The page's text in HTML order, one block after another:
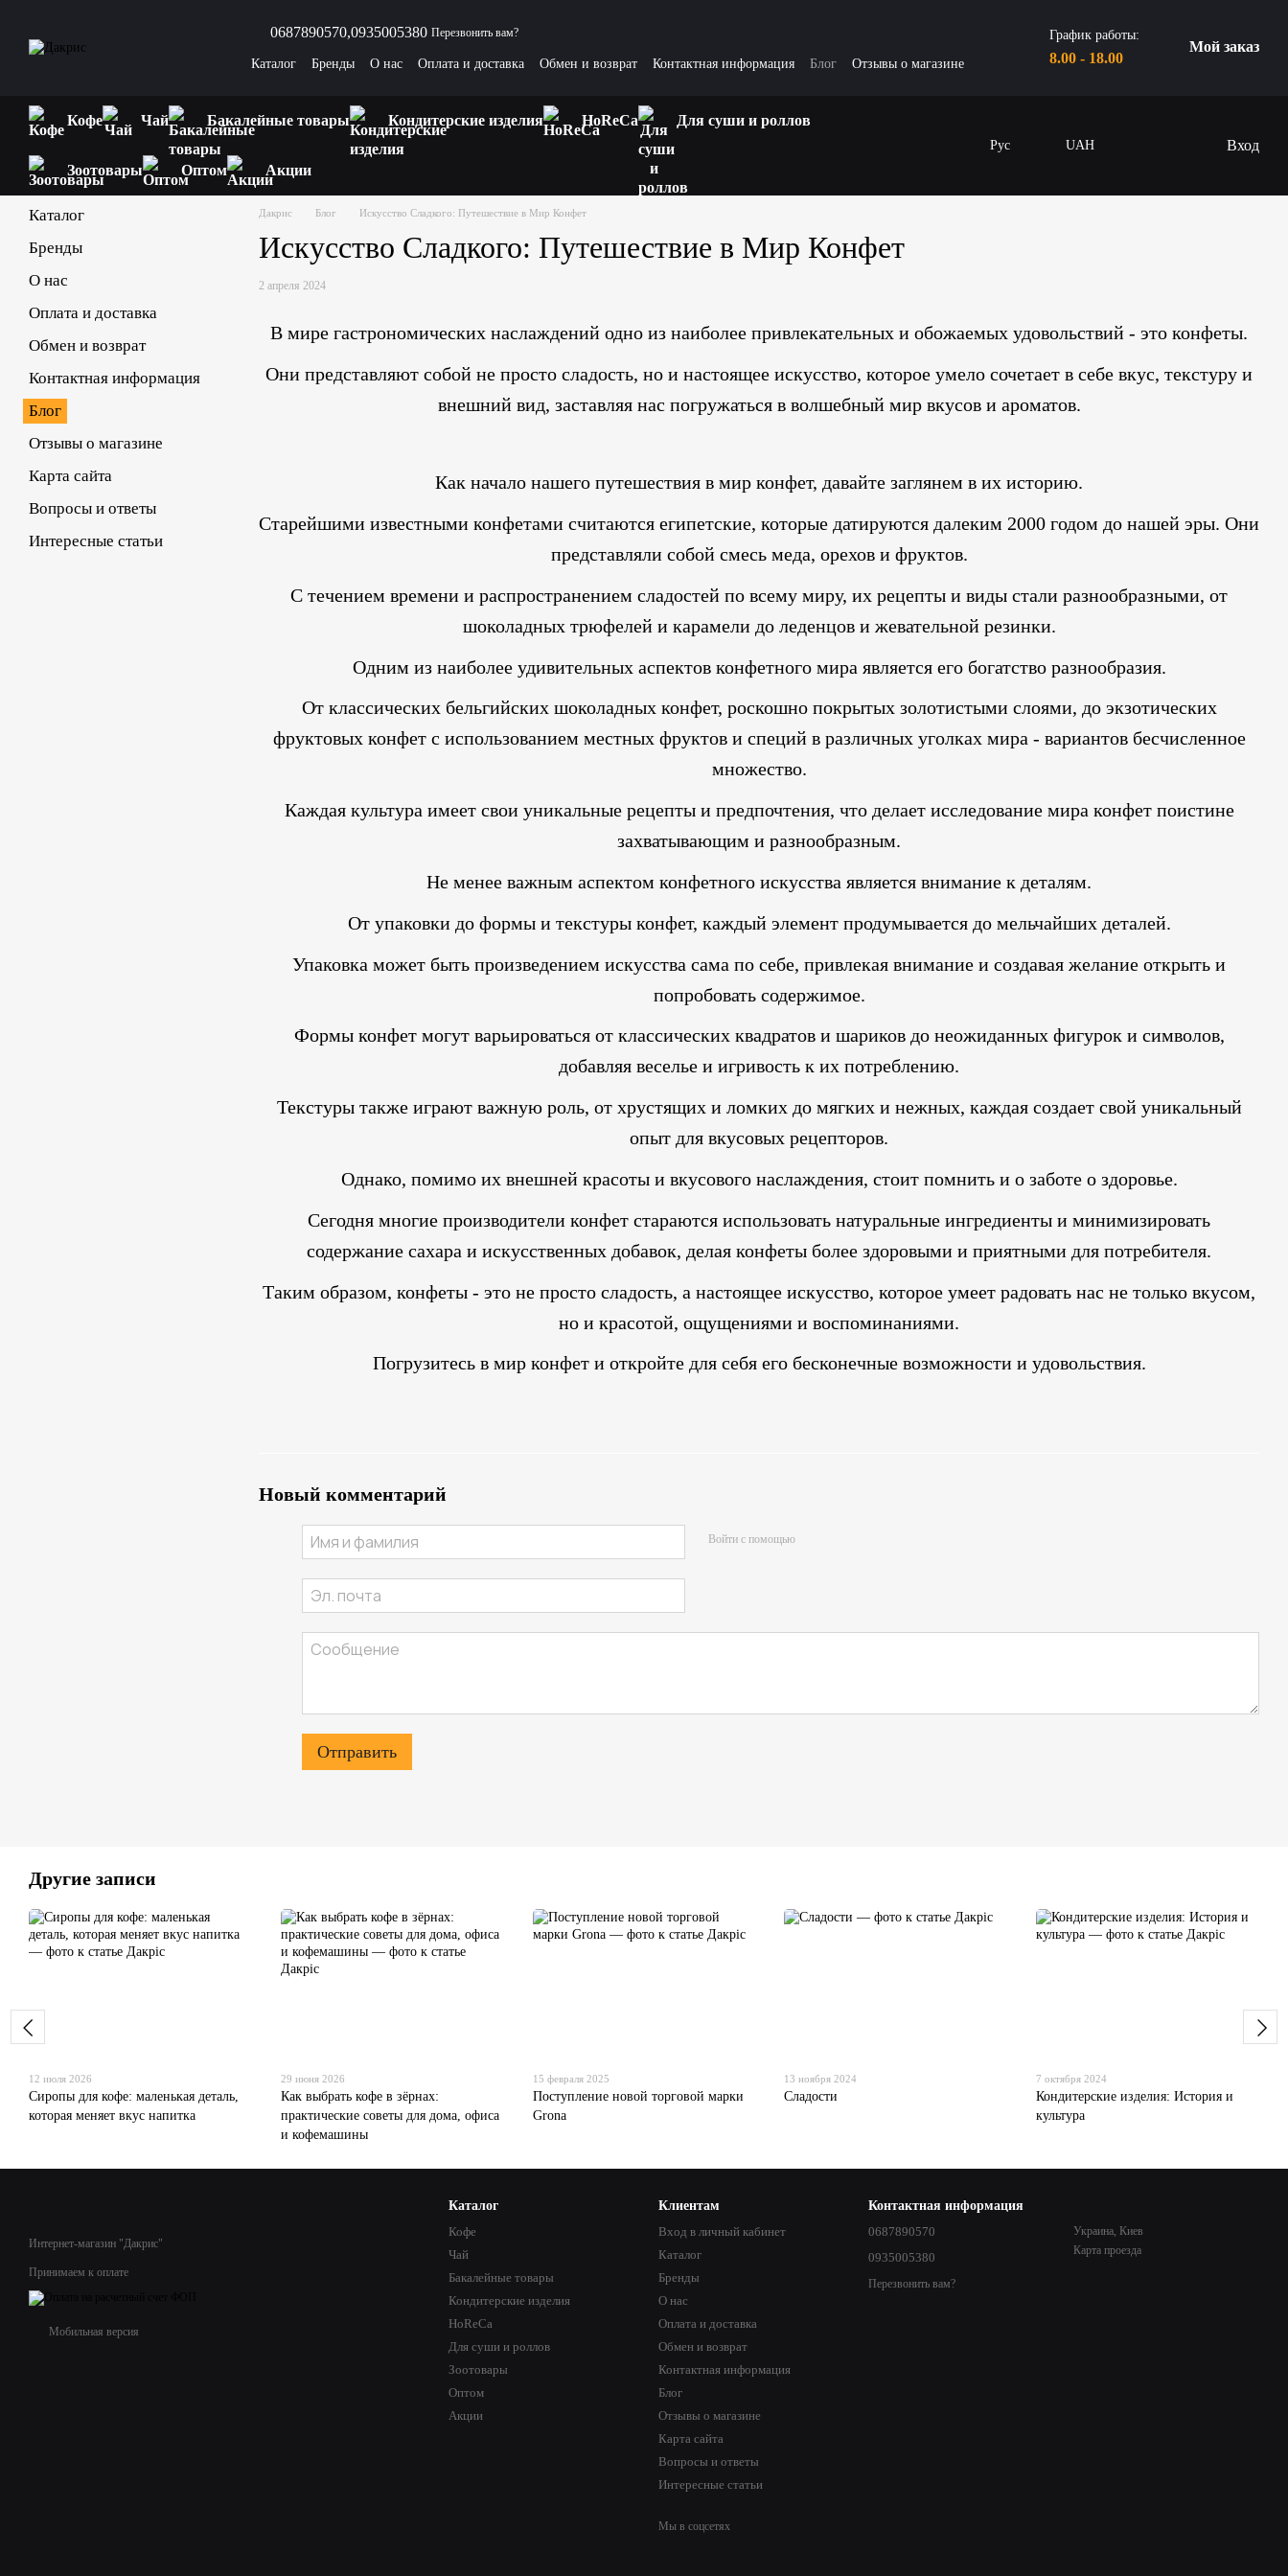
0687890570,0935005380 Перезвонить вам?
Каталог Бренды О нас Оплата и доставка Обмен и возврат Контактная информация Блог
Отзывы о магазине
График работы:
8.00 - 18.00
Мой заказ
Кофе Чай Бакалейные товары Кондитерские изделия HoReCa Для суши и роллов
Зоотовары Оптом Акции
Рус UAH Вход
Дакрис Блог Искусство Сладкого: Путешествие в Мир Конфет
Искусство Сладкого: Путешествие в Мир Конфет
2 апреля 2024
В мире гастрономических наслаждений одно из наиболее привлекательных и обожаемых удовольствий - это конфеты.
Они представляют собой не просто сладость, но и настоящее искусство, которое умело сочетает в себе вкус, текстуру и
внешний вид, заставляя нас погружаться в волшебный мир вкусов и ароматов.
Как начало нашего путешествия в мир конфет, давайте заглянем в их историю.
Старейшими известными конфетами считаются египетские, которые датируются далеким 2000 годом до нашей эры. Они
представляли собой смесь меда, орехов и фруктов.
С течением времени и распространением сладостей по всему миру, их рецепты и виды стали разнообразными, от
шоколадных трюфелей и карамели до леденцов и жевательной резинки.
Одним из наиболее удивительных аспектов конфетного мира является его богатство разнообразия.
От классических бельгийских шоколадных конфет, роскошно покрытых золотистыми слоями, до экзотических
фруктовых конфет с использованием местных фруктов и специй в различных уголках мира - вариантов бесчисленное
множество.
Каждая культура имеет свои уникальные рецепты и предпочтения, что делает исследование мира конфет поистине
захватывающим и разнообразным.
Не менее важным аспектом конфетного искусства является внимание к деталям.
От упаковки до формы и текстуры конфет, каждый элемент продумывается до мельчайших деталей.
Упаковка может быть произведением искусства сама по себе, привлекая внимание и создавая желание открыть и
попробовать содержимое.
Формы конфет могут варьироваться от классических квадратов и шариков до неожиданных фигурок и символов,
добавляя веселье и игривость к их потреблению.
Текстуры также играют важную роль, от хрустящих и ломких до мягких и нежных, каждая создает свой уникальный
опыт для вкусовых рецепторов.
Однако, помимо их внешней красоты и вкусового наслаждения, стоит помнить и о заботе о здоровье.
Сегодня многие производители конфет стараются использовать натуральные ингредиенты и минимизировать
содержание сахара и искусственных добавок, делая конфеты более здоровыми и приятными для потребителя.
Таким образом, конфеты - это не просто сладость, а настоящее искусство, которое умеет радовать нас не только вкусом,
но и красотой, ощущениями и воспоминаниями.
Погрузитесь в мир конфет и откройте для себя его бесконечные возможности и удовольствия.
Новый комментарий
Войти с помощью
Отправить
Каталог
Бренды
О нас
Оплата и доставка
Обмен и возврат
Контактная информация
Блог
Отзывы о магазине
Карта сайта
Вопросы и ответы
Интересные статьи
Другие записи
12 июля 2026
Сиропы для кофе: маленькая деталь,
которая меняет вкус напитка
29 июня 2026
Как выбрать кофе в зёрнах:
практические советы для дома, офиса
и кофемашины
15 февраля 2025
Поступление новой торговой марки
Grona
13 ноября 2024
Сладости
7 октября 2024
Кондитерские изделия: История и
культура
Интернет-магазин "Дакрис"
Принимаем к оплате
Мобильная версия
Каталог
Кофе
Чай
Бакалейные товары
Кондитерские изделия
HoReCa
Для суши и роллов
Зоотовары
Оптом
Акции
Клиентам
Вход в личный кабинет
Каталог
Бренды
О нас
Оплата и доставка
Обмен и возврат
Контактная информация
Блог
Отзывы о магазине
Карта сайта
Вопросы и ответы
Интересные статьи
Мы в соцсетях
Контактная информация
0687890570
0935005380
Перезвонить вам?
Украина, Киев
Карта проезда